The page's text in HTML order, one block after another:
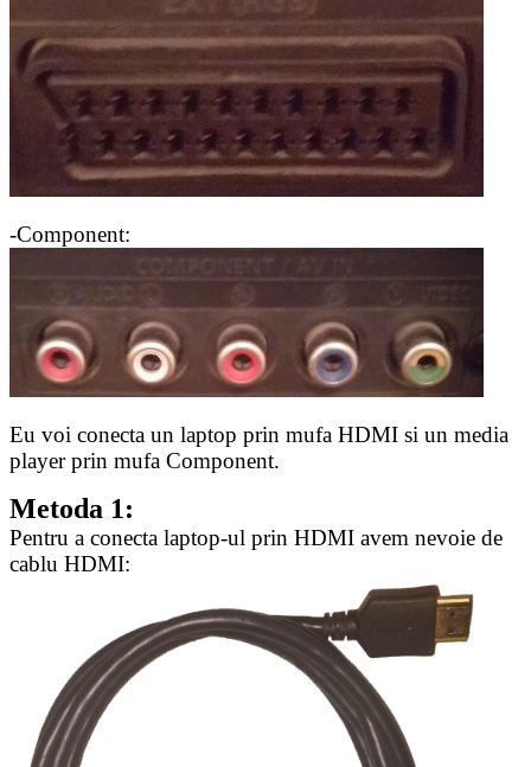
-Component:
Eu voi conecta un laptop prin mufa HDMI si un media
player prin mufa Component.
Metoda 1:
Pentru a conecta laptop-ul prin HDMI avem nevoie de
cablu HDMI: